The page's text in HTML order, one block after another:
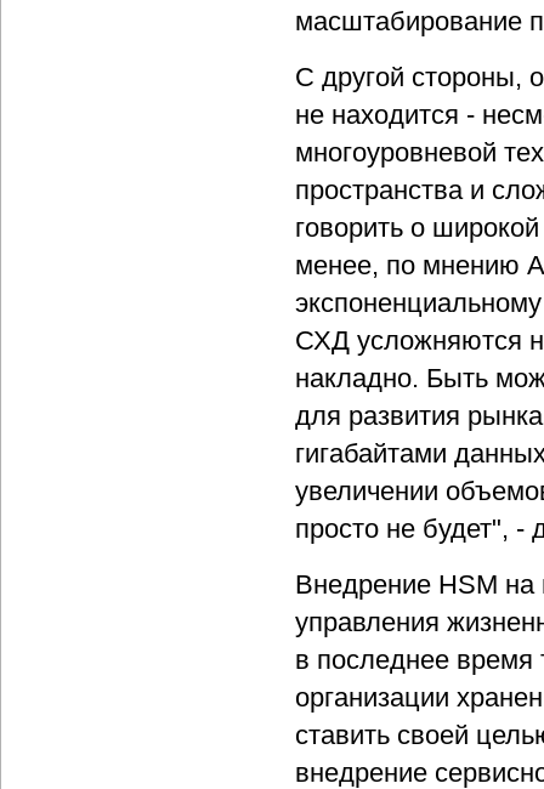
масштабирование
С другой стороны,
не находится -
многоуровневой
пространства и
говорить о
менее, по мнению
СХД усложняются
накладно. Быть
для развития
гигабайтами
увеличении
просто не будет", -
Внедрение HSM на
управления
в последнее время
организации
ставить своей
внедрение